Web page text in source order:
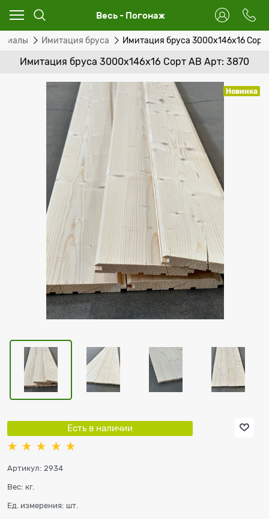
Весь - Погонаж
Имитация бруса Имитация бруса 3000х146х16 Сорт
Имитация бруса 3000х146х16 Сорт АВ Арт: 3870
Новинка
Есть в наличии
Артикул: 2934
Вес: кг.
Ед. измерения: шт.